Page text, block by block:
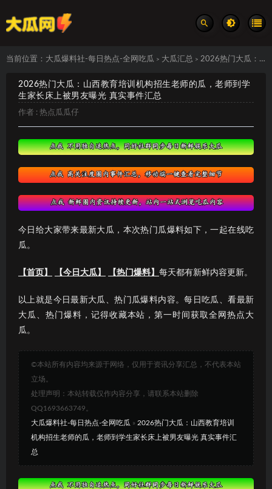
当前位置： 大瓜爆料社-每日热点-全网吃瓜 > 大瓜汇总 > 2026热门大瓜：山西教育培训机构招生老师的瓜，老师到学生家长床上被男友曝光 真实事件汇总
2026热门大瓜：山西教育培训机构招生老师的瓜，老师到学
生家长床上被男友曝光 真实事件汇总
作者 : 热点瓜瓜仔
今日给大家带来最新大瓜，本次热门瓜爆料如下，一起在线吃
瓜。
【首页】 【今日大瓜】 【热门爆料】 每天都有新鲜内容更新。
以上就是今日最新大瓜、热门瓜爆料内容。每日吃瓜、看最新
大瓜、热门爆料，记得收藏本站，第一时间获取全网热点大
瓜。
©本站所有内容均来源于网络，仅用于资讯分享汇总，不代表本站
立场。
处理声明：本站转载仅作内容分享，请联系本站删除
QQ1693663749。
大瓜爆料社-每日热点-全网吃瓜 » 2026热门大瓜：山西教育培训
机构招生老师的瓜，老师到学生家长床上被男友曝光 真实事件汇
总